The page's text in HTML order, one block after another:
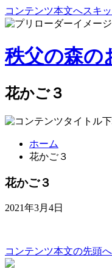
コンテンツ本文へスキ
秩父の森の
花かご３
ホーム
花かご３
花かご３
2021年3月4日
コンテンツ本文の先頭